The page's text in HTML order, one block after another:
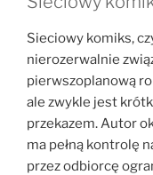
Sieciowy komiks,
nierozerwalnie
pierwszoplanową
ale zwykle jest
przekazem. Autor
ma pełną kontrolę
przez odbiorcę